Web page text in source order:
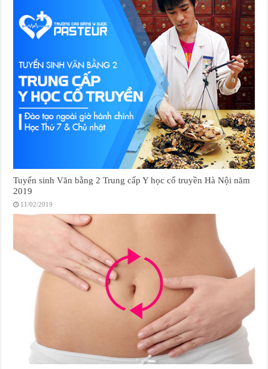
Tuyển sinh Văn bằng 2 Trung cấp Y học cổ truyền Hà Nội năm
2019
11/02/2019